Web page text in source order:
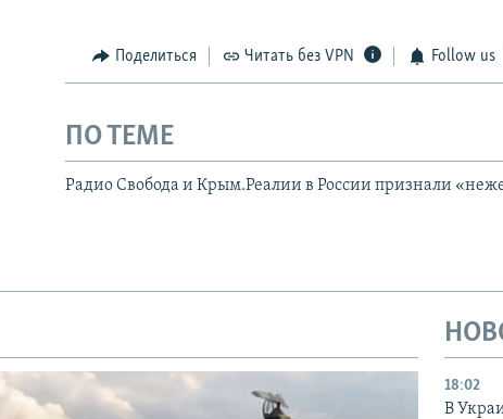
Поделиться Читать без VPN Follow us
ПО ТЕМЕ
Радио Свобода и Крым.Реалии в России признали
18:02
В